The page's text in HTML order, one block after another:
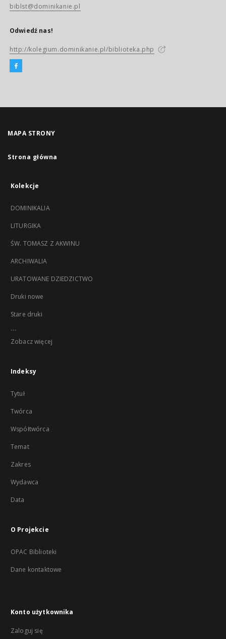
biblst@dominikanie.pl
Odwiedź nas!
http://kolegium.dominikanie.pl/biblioteka.php
MAPA STRONY
Strona główna
Kolekcje
DOMINIKALIA
LITURGIKA
ŚW. TOMASZ Z AKWINU
ARCHIWALIA
URATOWANE DZIEDZICTWO
Druki nowe
Stare druki
...
Zobacz więcej
Indeksy
Tytuł
Twórca
Współtwórca
Temat
Zakres
Wydawca
Data
O Projekcie
OPAC Biblioteki
Dane kontaktowe
Konto użytkownika
Zaloguj się